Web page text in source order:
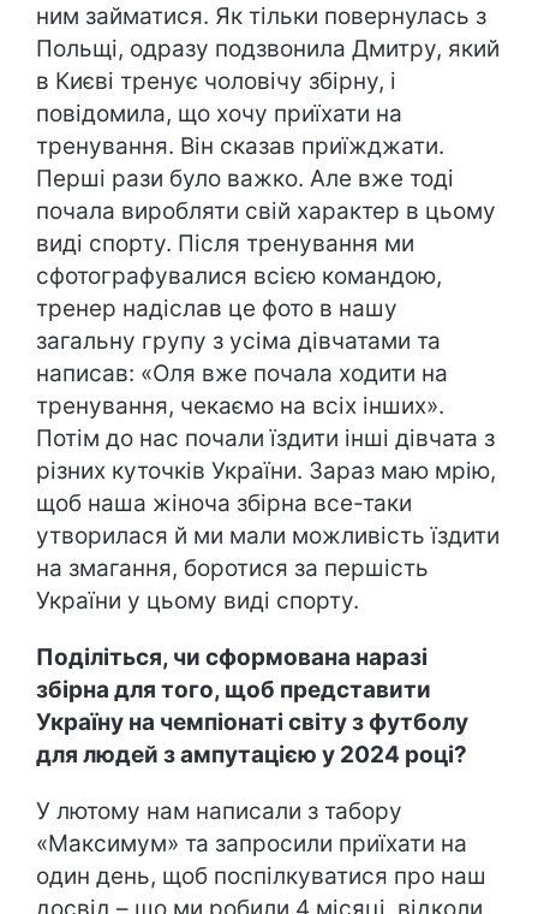
ним займатися. Як тільки повернулась з
Польщі, одразу подзвонила Дмитру, який
в Києві тренує чоловічу збірну, і
повідомила, що хочу приїхати на
тренування. Він сказав приїжджати.
Перші рази було важко. Але вже тоді
почала виробляти свій характер в цьому
виді спорту. Після тренування ми
сфотографувалися всією командою,
тренер надіслав це фото в нашу
загальну групу з усіма дівчатами та
написав: «Оля вже почала ходити на
тренування, чекаємо на всіх інших».
Потім до нас почали їздити інші дівчата з
різних куточків України. Зараз маю мрію,
щоб наша жіноча збірна все-таки
утворилася й ми мали можливість їздити
на змагання, боротися за першість
України у цьому виді спорту.
Поділіться, чи сформована наразі
збірна для того, щоб представити
Україну на чемпіонаті світу з футболу
для людей з ампутацією у 2024 році?
У лютому нам написали з табору
«Максимум» та запросили приїхати на
один день, щоб поспілкуватися про наш